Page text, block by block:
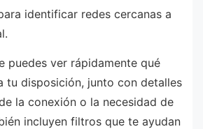
identificar redes cercanas a
puedes ver rápidamente qué
tu disposición, junto con detalles
la conexión o la necesidad de
incluyen filtros que te ayudan